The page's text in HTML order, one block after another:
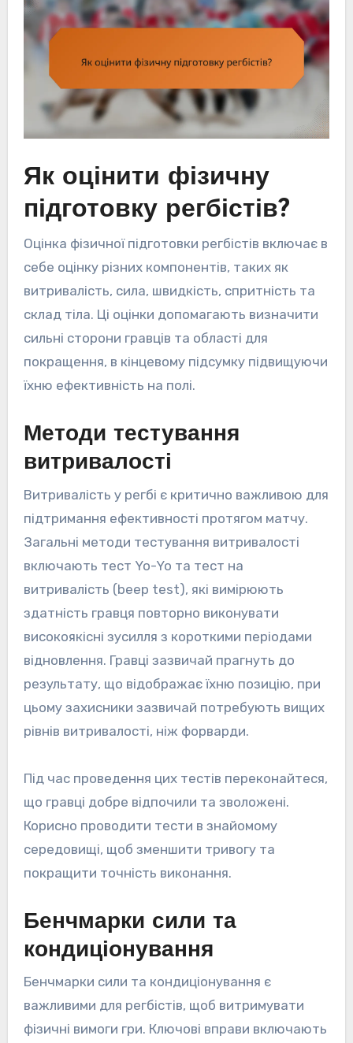
Як оцінити фізичну
підготовку регбістів?
Оцінка фізичної підготовки регбістів включає в
себе оцінку різних компонентів, таких як
витривалість, сила, швидкість, спритність та
склад тіла. Ці оцінки допомагають визначити
сильні сторони гравців та області для
покращення, в кінцевому підсумку підвищуючи
їхню ефективність на полі.
Методи тестування
витривалості
Витривалість у регбі є критично важливою для
підтримання ефективності протягом матчу.
Загальні методи тестування витривалості
включають тест Yo-Yo та тест на
витривалість (beep test), які вимірюють
здатність гравця повторно виконувати
високоякісні зусилля з короткими періодами
відновлення. Гравці зазвичай прагнуть до
результату, що відображає їхню позицію, при
цьому захисники зазвичай потребують вищих
рівнів витривалості, ніж форварди.
Під час проведення цих тестів переконайтеся,
що гравці добре відпочили та зволожені.
Корисно проводити тести в знайомому
середовищі, щоб зменшити тривогу та
покращити точність виконання.
Бенчмарки сили та
кондиціонування
Бенчмарки сили та кондиціонування є
важливими для регбістів, щоб витримувати
фізичні вимоги гри. Ключові вправи включають